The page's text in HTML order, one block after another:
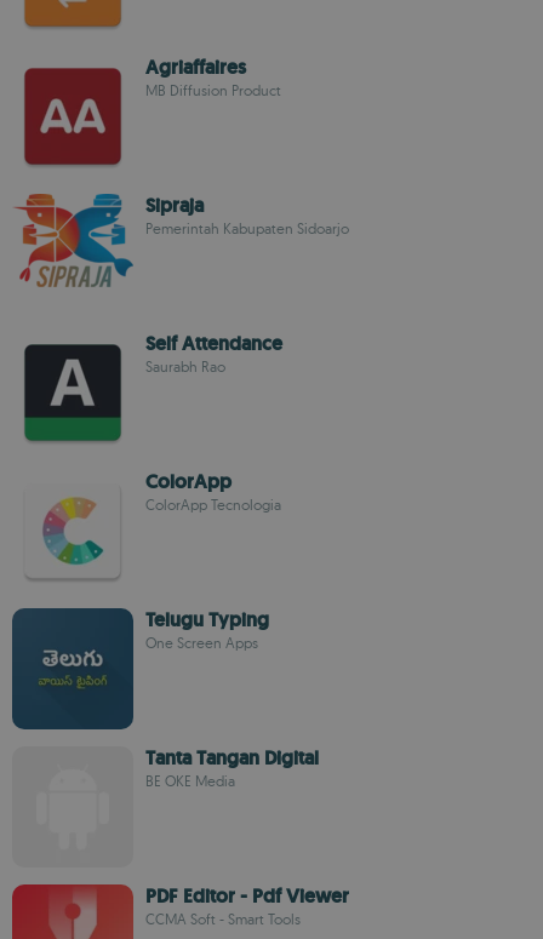
Agriaffaires
MB Diffusion Product
Sipraja
Pemerintah Kabupaten Sidoarjo
Self Attendance
Saurabh Rao
ColorApp
ColorApp Tecnologia
Telugu Typing
One Screen Apps
Tanta Tangan Digital
BE OKE Media
PDF Editor - Pdf Viewer
CCMA Soft - Smart Tools